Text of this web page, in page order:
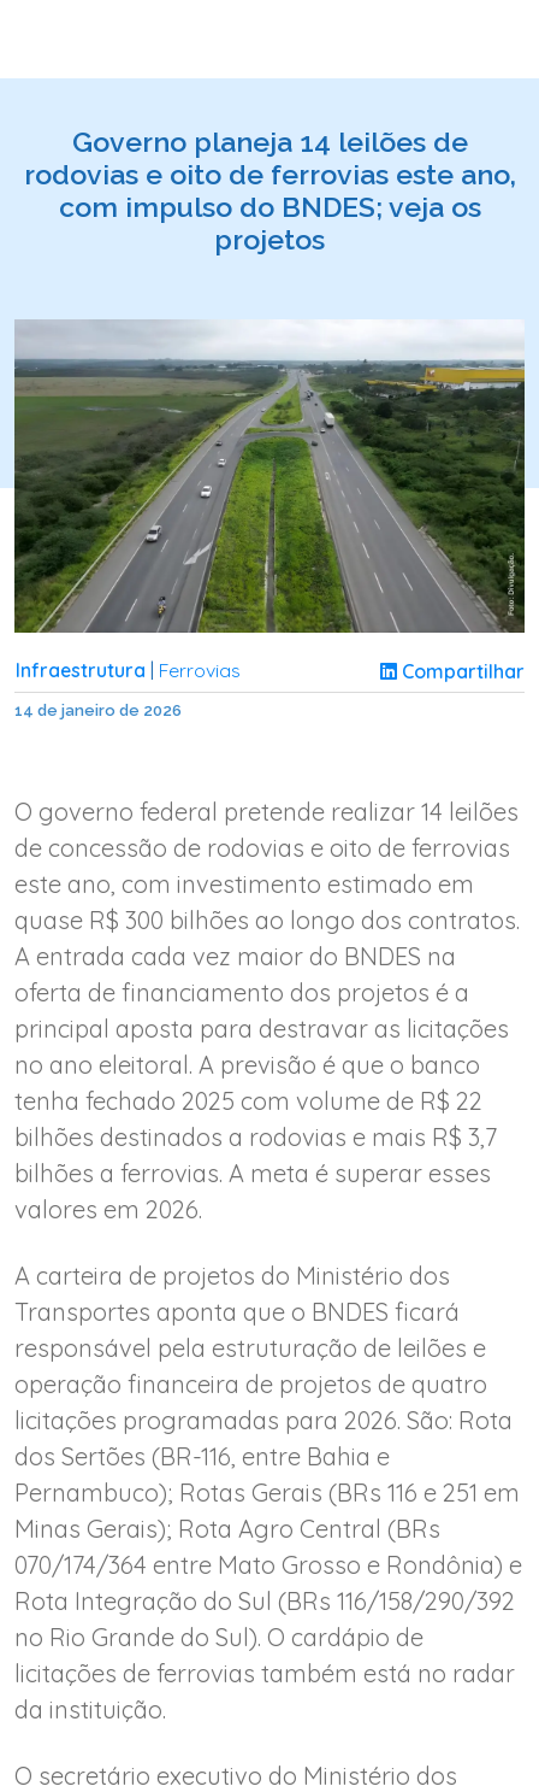
Governo planeja 14 leilões de
rodovias e oito de ferrovias este ano,
com impulso do BNDES; veja os
projetos
Infraestrutura Ferrovias Compartilhar
14 de janeiro de 2026
O governo federal pretende realizar 14 leilões
de concessão de rodovias e oito de ferrovias
este ano, com investimento estimado em
quase R$ 300 bilhões ao longo dos contratos.
A entrada cada vez maior do BNDES na
oferta de financiamento dos projetos é a
principal aposta para destravar as licitações
no ano eleitoral. A previsão é que o banco
tenha fechado 2025 com volume de R$ 22
bilhões destinados a rodovias e mais R$ 3,7
bilhões a ferrovias. A meta é superar esses
valores em 2026.
A carteira de projetos do Ministério dos
Transportes aponta que o BNDES ficará
responsável pela estruturação de leilões e
operação financeira de projetos de quatro
licitações programadas para 2026. São: Rota
dos Sertões (BR-116, entre Bahia e
Pernambuco); Rotas Gerais (BRs 116 e 251 em
Minas Gerais); Rota Agro Central (BRs
070/174/364 entre Mato Grosso e Rondônia) e
Rota Integração do Sul (BRs 116/158/290/392
no Rio Grande do Sul). O cardápio de
licitações de ferrovias também está no radar
da instituição.
O secretário executivo do Ministério dos